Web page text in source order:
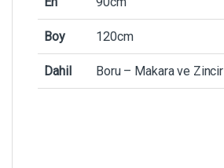
Boy 120cm
Dahil Boru – Makara ve Zincir